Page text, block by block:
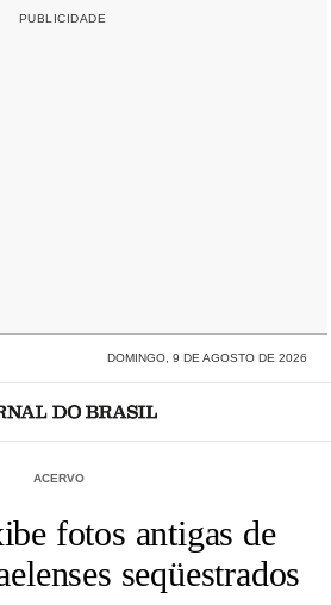
DOMINGO, 9 DE AGOSTO DE 2026
ACERVO
fotos antigas de
seqüestrados